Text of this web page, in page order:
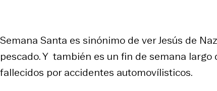
Semana Santa es sinónimo de ver Jesús de
pescado. Y también es un fin de semana
fallecidos por accidentes automovílisticos.